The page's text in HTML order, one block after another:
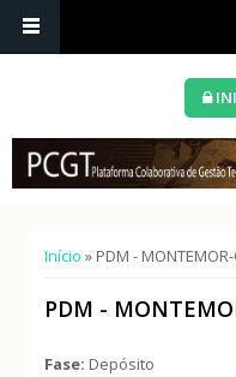
Está aqui
Início » PDM -
PDM -
Fase: Depósito